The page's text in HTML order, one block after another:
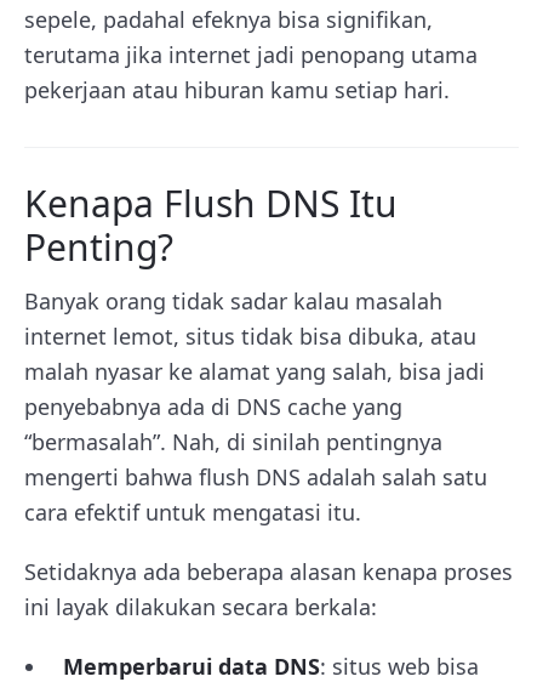
sepele, padahal efeknya bisa signifikan,
terutama jika internet jadi penopang utama
pekerjaan atau hiburan kamu setiap hari.
Kenapa Flush DNS Itu
Penting?
Banyak orang tidak sadar kalau masalah
internet lemot, situs tidak bisa dibuka, atau
malah nyasar ke alamat yang salah, bisa jadi
penyebabnya ada di DNS cache yang
“bermasalah”. Nah, di sinilah pentingnya
mengerti bahwa flush DNS adalah salah satu
cara efektif untuk mengatasi itu.
Setidaknya ada beberapa alasan kenapa proses
ini layak dilakukan secara berkala:
Memperbarui data DNS: situs web bisa